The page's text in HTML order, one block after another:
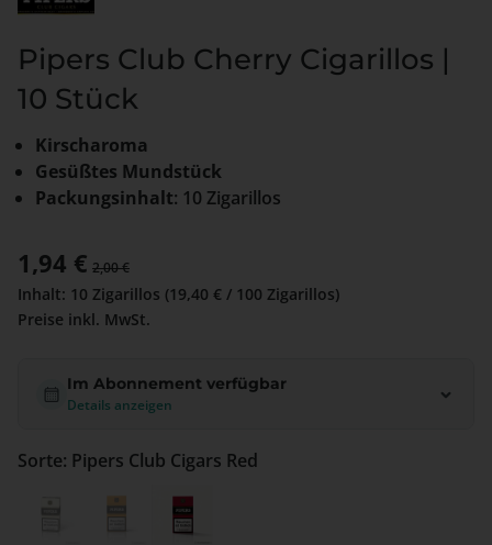
Pipers Club Cherry Cigarillos |
10 Stück
Kirscharoma
Gesüßtes Mundstück
Packungsinhalt: 10 Zigarillos
Verkaufspreis:
1,94 € Regulärer Preis:
2,00 €
Inhalt: 10 Zigarillos (19,40 € / 100 Zigarillos)
Preise inkl. MwSt.
Im Abonnement verfügbar
Details anzeigen
Sorte: Pipers Club Cigars Red
Pipers Club Cigars Classic
Pipers Club Cigars Gold
Pipers Club Cigars Red